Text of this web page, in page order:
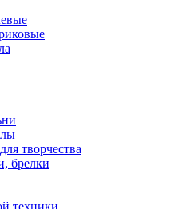
творчества
брелки
техники